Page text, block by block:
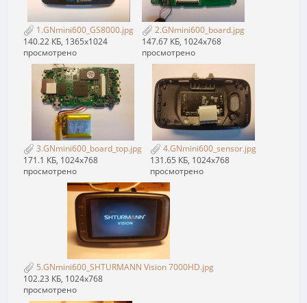
1.GNmini600_GS8000.jpg
140.22 КБ, 1365x1024
просмотрено
2.GNmini600_board.jpg
147.67 КБ, 1024x768
просмотрено
3.GNmini600_board_top.jpg
171.1 КБ, 1024x768
просмотрено
4.GNmini600_sensor.jpg
131.65 КБ, 1024x768
просмотрено
5.GNmini600_SHTURMANN Vision 7000HD.jpg
102.23 КБ, 1024x768
просмотрено